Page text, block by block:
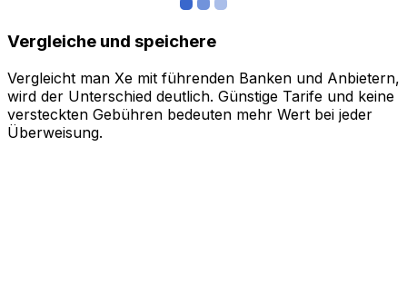
Vergleiche und speichere
Vergleicht man Xe mit führenden Banken und Anbietern,
wird der Unterschied deutlich. Günstige Tarife und keine
versteckten Gebühren bedeuten mehr Wert bei jeder
Überweisung.